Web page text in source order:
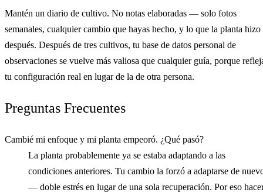
Mantén un diario de cultivo. No notas elaboradas — solo fotos
semanales, cualquier cambio que hayas hecho, y lo que la planta hizo
después. Después de tres cultivos, tu base de datos personal de
observaciones se vuelve más valiosa que cualquier guía, porque
tu configuración real en lugar de la de otra persona.
Preguntas Frecuentes
Cambié mi enfoque y mi planta empeoró. ¿Qué pasó?
La planta probablemente ya se estaba adaptando a las
condiciones anteriores. Tu cambio la forzó a adaptarse de
— doble estrés en lugar de una sola recuperación. Por eso